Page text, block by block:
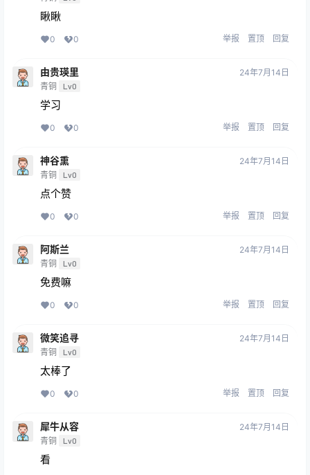
瞅瞅
0 0 举报 置顶 回复
由贵瑛里
青铜 Lv0
24年7月14日
学习
0 0 举报 置顶 回复
神谷熏
青铜 Lv0
24年7月14日
点个赞
0 0 举报 置顶 回复
阿斯兰
青铜 Lv0
24年7月14日
免费嘛
0 0 举报 置顶 回复
微笑追寻
青铜 Lv0
24年7月14日
太棒了
0 0 举报 置顶 回复
犀牛从容
青铜 Lv0
24年7月14日
看